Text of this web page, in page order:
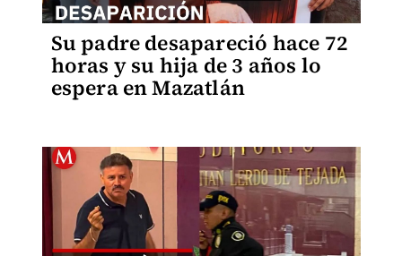
Su padre desapareció hace 72
horas y su hija de 3 años lo
espera en Mazatlán